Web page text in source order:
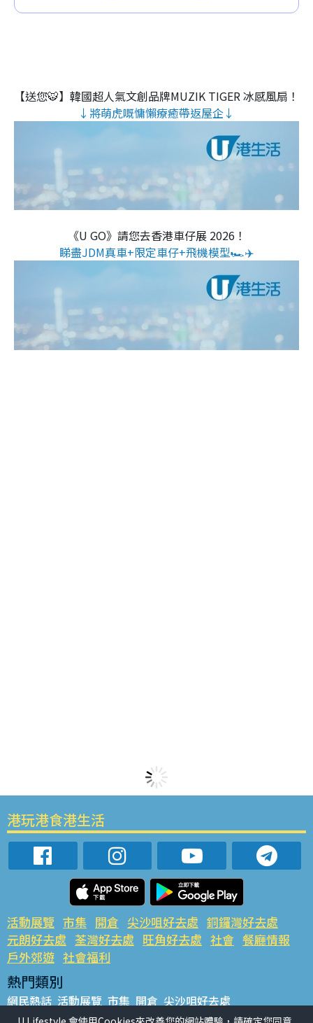
【送您🐯】韓國超人氣文創品牌MUZIK TIGER 冰感風扇！
↓將萌虎嘅慵懶療癒帶返屋企↓
《U GO》請您去香港車仔展 2026！
睇盡JDM真車+限定車仔+飛機模型🏎️✈️
港玩港食港生活
活動展覽 市集 開倉 尖沙咀好去處 銅鑼灣好去處
元朗好去處 荃灣好去處 旺角好去處 社會 餐廳情報
戶外郊遊 社會福利
熱門類別
網民熱話 活動展覽 市集 開倉 尖沙咀好去處
銅鑼灣好去處 元朗好去處 荃灣好去處 旺角好去處 社會